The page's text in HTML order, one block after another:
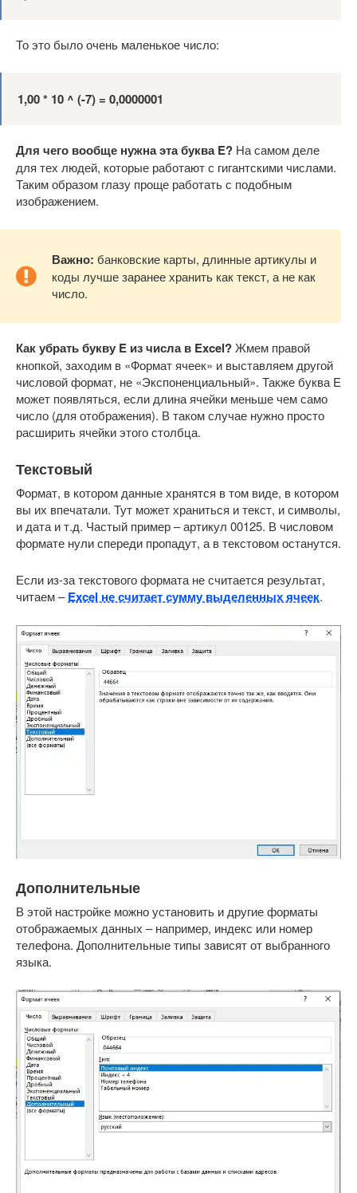
То это было очень маленькое число:
1,00 * 10 ^ (-7) = 0,0000001
Для чего вообще нужна эта буква E? На самом деле
для тех людей, которые работают с гигантскими числами.
Таким образом глазу проще работать с подобным
изображением.
Важно: банковские карты, длинные артикулы и
коды лучше заранее хранить как текст, а не как
число.
Как убрать букву E из числа в Excel?Жмем правой
кнопкой, заходим в «Формат ячеек» и выставляем другой
числовой формат, не «Экспоненциальный». Также буква E
может появляться, если длина ячейки меньше чем само
число (для отображения). В таком случае нужно просто
расширить ячейки этого столбца.
Текстовый
Формат, в котором данные хранятся в том виде, в котором
вы их впечатали. Тут может храниться и текст, и символы,
и дата и т.д. Частый пример – артикул 00125. В числовом
формате нули спереди пропадут, а в текстовом останутся.
Если из-за текстового формата не считается результат,
читаем –Excel не считает сумму выделенных ячеек.
Дополнительные
В этой настройке можно установить и другие форматы
отображаемых данных – например, индекс или номер
телефона. Дополнительные типы зависят от выбранного
языка.